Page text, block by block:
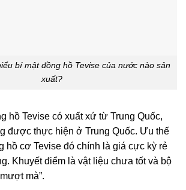
bí mật đồng hồ Tevise của nước nào sản
xuất?
hồ Tevise có xuất xứ từ Trung Quốc,
được thực hiện ở Trung Quốc. Ưu thế
hồ cơ Tevise đó chính là giá cực kỳ rẻ
Khuyết điểm là vật liệu chưa tốt và bộ
mà”.